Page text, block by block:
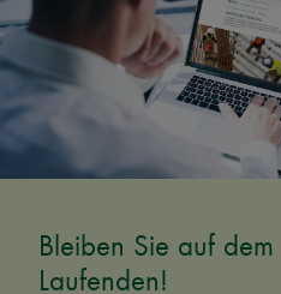
QR-
Generieren
Bleiben Sie auf dem
Laufenden!